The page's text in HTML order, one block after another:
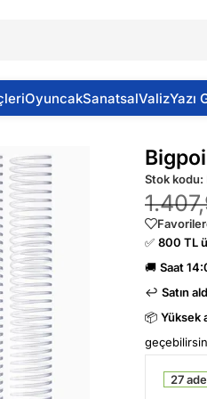
OyuncakSanatsalValizYazı
100 Lü (4:1)
Stok kodu:
✅ 800 TL
🚚 Saat
↩️ Satın
📦 Yüksek
27